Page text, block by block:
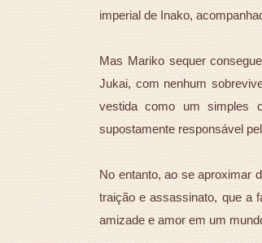
imperial de Inako,
Mas Mariko sequer
Jukai, com nenhum
vestida como um simples
supostamente responsável
No entanto, ao se aproximar
traição e assassinato, que a
amizade e amor em um